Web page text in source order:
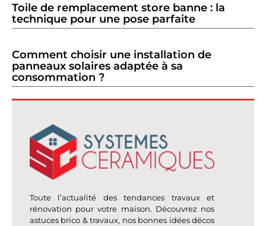
Toile de remplacement store banne : la
technique pour une pose parfaite
Comment choisir une installation de
panneaux solaires adaptée à sa
consommation ?
Toute l’actualité des tendances travaux et
rénovation pour votre maison. Découvrez nos
astuces brico & travaux, nos bonnes idées décos